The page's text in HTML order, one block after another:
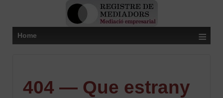
Home ≡
404 — Que estrany